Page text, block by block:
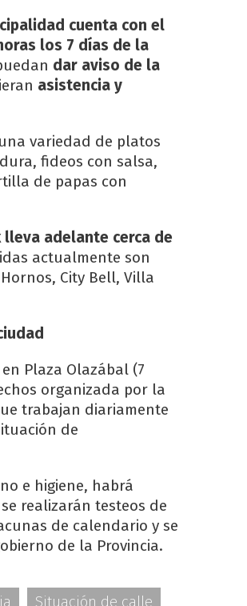
cuenta con el
los 7 días de la
dar aviso de la
asistencia y
variedad de platos
fideos con salsa,
de papas con
adelante cerca de
actualmente son
City Bell, Villa
Plaza Olazábal (7
organizada por la
trabajan diariamente
de
e higiene, habrá
realizarán testeos de
de calendario y se
de la Provincia.
Situación de calle